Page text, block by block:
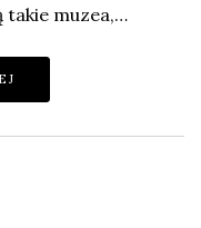
takie muzea,…